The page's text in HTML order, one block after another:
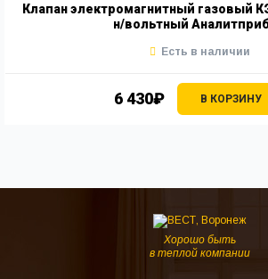
Клапан электромагнитный газовый
н/вольтный
6 430₽ В КОРЗИНУ
Есть в наличии
Хорошо быть
в теплой компании